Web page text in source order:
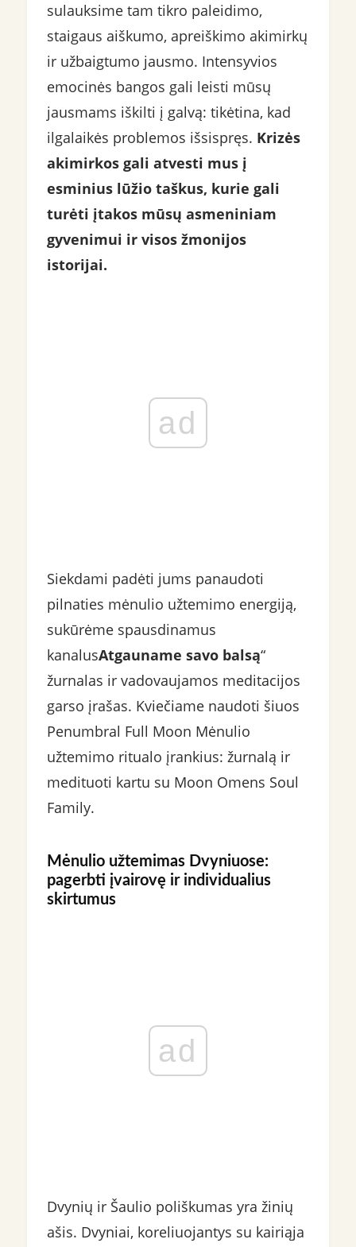
sulauksime tam tikro paleidimo,
staigaus aiškumo, apreiškimo akimirkų
ir užbaigtumo jausmo. Intensyvios
emocinės bangos gali leisti mūsų
jausmams iškilti į galvą: tikėtina, kad
ilgalaikės problemos išsispręs. Krizės
akimirkos gali atvesti mus į
esminius lūžio taškus, kurie gali
turėti įtakos mūsų asmeniniam
gyvenimui ir visos žmonijos
istorijai.
ad
Siekdami padėti jums panaudoti
pilnaties mėnulio užtemimo energiją,
sukūrėme spausdinamus
kanalusAtgauname savo balsą“
žurnalas ir vadovaujamos meditacijos
garso įrašas. Kviečiame naudoti šiuos
Penumbral Full Moon Mėnulio
užtemimo ritualo įrankius: žurnalą ir
medituoti kartu su Moon Omens Soul
Family.
Mėnulio užtemimas Dvyniuose:
pagerbti įvairovę ir individualius
skirtumus
ad
Dvynių ir Šaulio poliškumas yra žinių
ašis. Dvyniai, koreliuojantys su kairiąja